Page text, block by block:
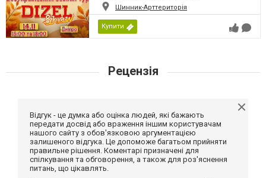
Шинник-Арттериторія
Купити
Рецензія
Відгук - це думка або оцінка людей, які бажають
передати досвід або враження іншим користувачам
нашого сайту з обов'язковою аргументацією
залишеного відгука. Це допоможе багатьом прийняти
правильне рішення. Коментарі призначені для
спілкування та обговорення, а також для роз'яснення
питань, що цікавлять.